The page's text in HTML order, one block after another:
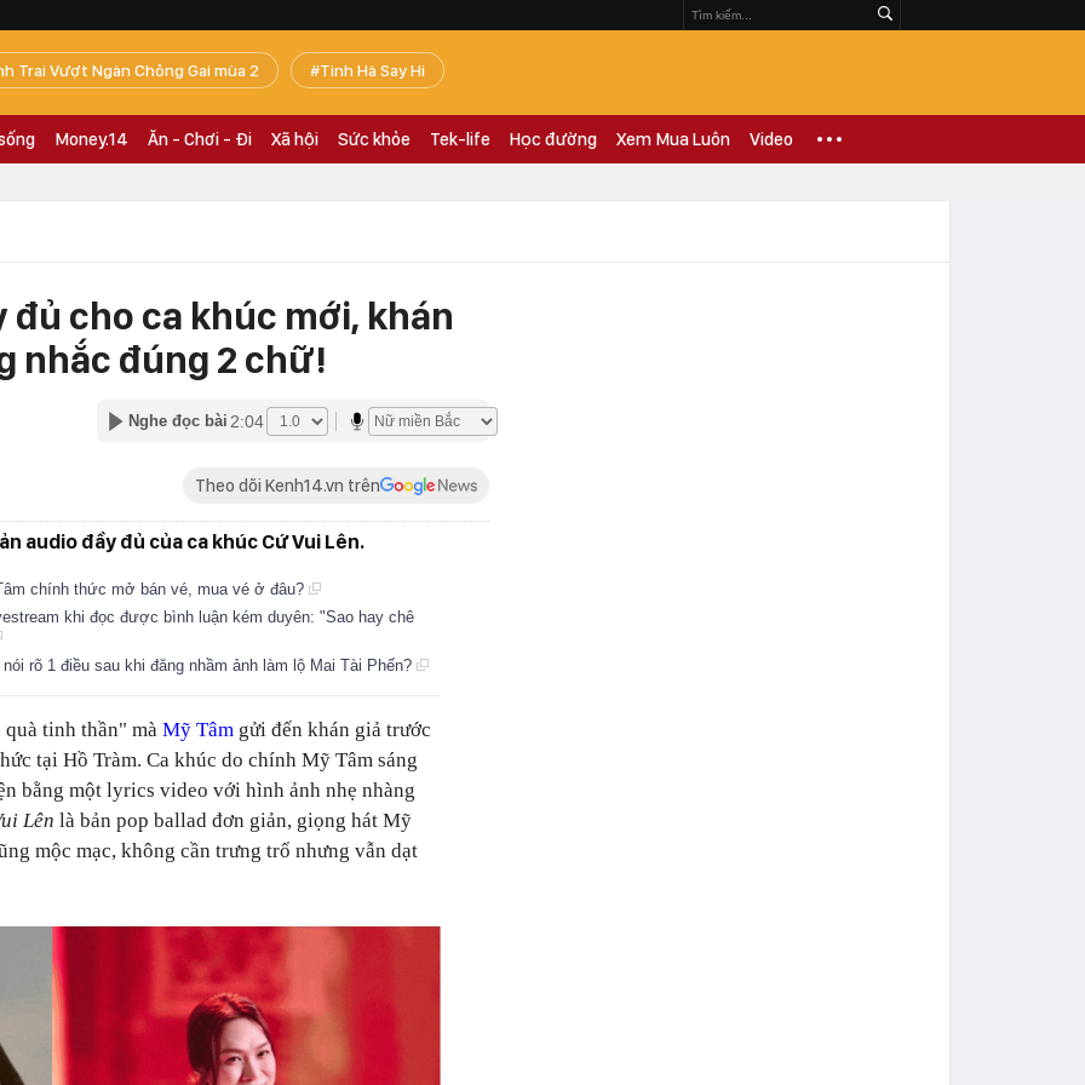
Trai Vượt Ngàn Chông Gai mùa 2 Tinh Hà Say Hi
Money.14 Ăn - Chơi - Đi Xã hội Sức khỏe Tek-life Học đường Xem Mua Luôn Video
đủ cho ca khúc mới, khán
nhắc đúng 2 chữ!
Nghe đọc bài 2:04
Theo dõi Kenh14.vn trên
audio đầy đủ của ca khúc Cứ Vui Lên.
chính thức mở bán vé, mua vé ở đâu?
khi đọc được bình luận kém duyên: "Sao hay chê
rõ 1 điều sau khi đăng nhầm ảnh làm lộ Mai Tài Phến?
tinh thần" mà Mỹ Tâm gửi đến khán giả trước
tại Hồ Tràm. Ca khúc do chính Mỹ Tâm sáng
bằng một lyrics video với hình ảnh nhẹ nhàng
Lên là bản pop ballad đơn giản, giọng hát Mỹ
mộc mạc, không cần trưng trổ nhưng vẫn dạt